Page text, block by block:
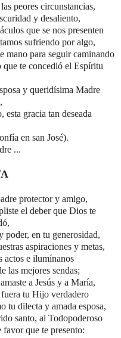
peores circunstancias,
y desaliento,
que se nos presenten
sufriendo por algo,
mano para seguir caminando
que te concedió el Espíritu
y queridísima Madre
esta gracia tan deseada
en san José).
...
protector y amigo,
el deber que Dios te
poder, en tu generosidad,
aspiraciones y metas,
actos e ilumínanos
las mejores sendas;
amaste a Jesús y a María,
fuera tu Hijo verdadero
tu dilecta y amada esposa,
santo, al Todopoderoso
favor que te presento: